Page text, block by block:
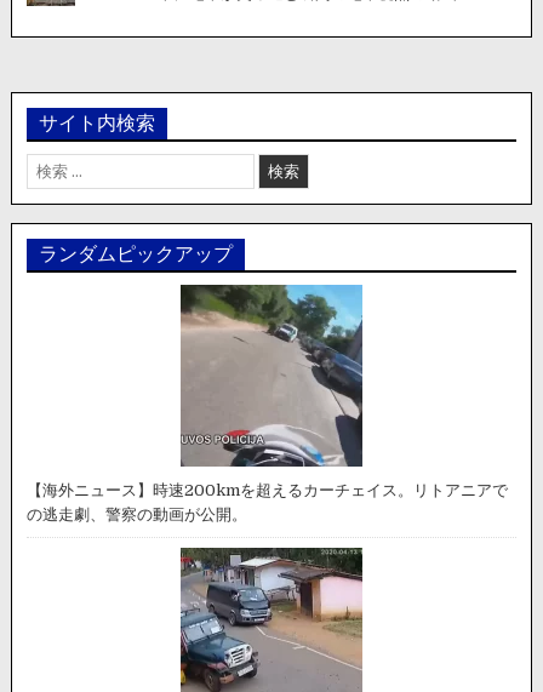
サイト内検索
検
索:
ランダムピックアップ
【海外ニュース】時速200kmを超えるカーチェイス。リトアニアで
の逃走劇、警察の動画が公開。